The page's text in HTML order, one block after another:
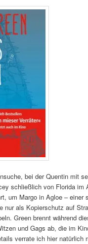
bei der Quentin mit
schließlich von Florida im
um Margo in Agloe – einer
nur als Kopierschutz auf
Green brennt während
und Gags ab, die im
verrate ich hier natürlich